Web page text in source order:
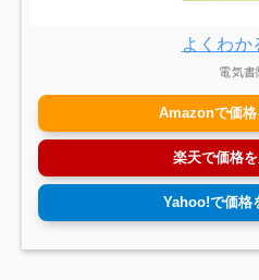
よくわか
電気書
Amazonで価格
楽天で価格
Yahoo!で価格